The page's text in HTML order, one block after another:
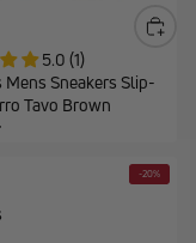
5.0 (1)
Mens Sneakers Slip-
Tavo Brown
-20%